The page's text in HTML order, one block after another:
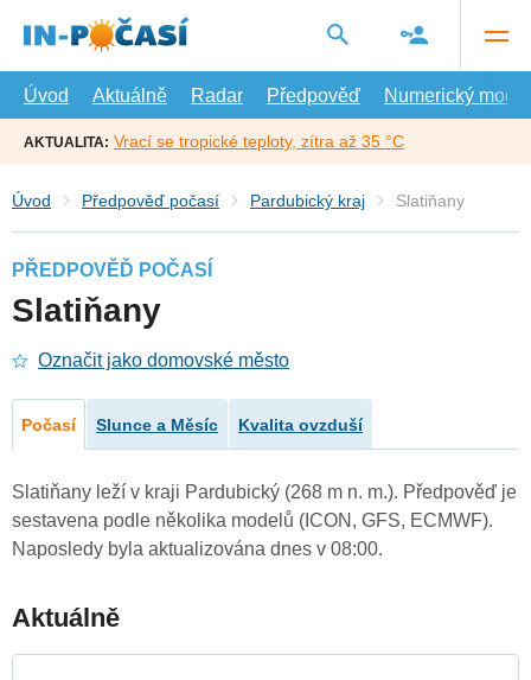
hlavní
Úvod
Aktuálně Radar Předpověď Numerický model
AKTUALITA: Vrací se tropické teploty, zítra až 35 °C
Úvod Předpověď počasí Pardubický kraj Slatiňany
PŘEDPOVĚĎ POČASÍ
Slatiňany
Označit jako domovské město
Počasí Slunce a Měsíc Kvalita ovzduší
Slatiňany leží v kraji Pardubický (268 m n. m.). Předpověď je
sestavena podle několika modelů (ICON, GFS, ECMWF).
Naposledy byla aktualizována dnes v 08:00.
Aktuálně